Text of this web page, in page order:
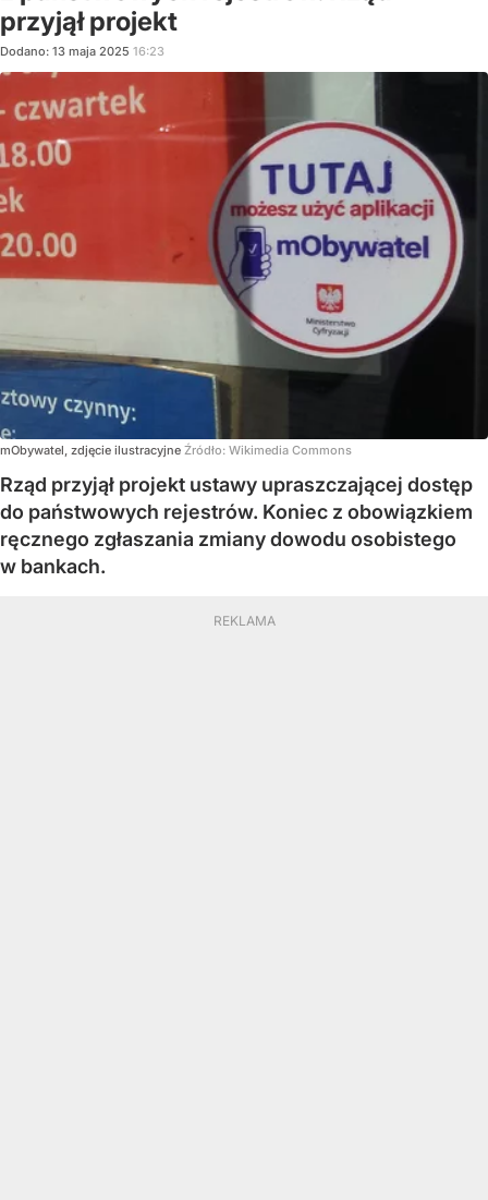
przyjął projekt
Dodano: 13 maja 2025 16:23
mObywatel, zdjęcie ilustracyjne Źródło: Wikimedia Commons
Rząd przyjął projekt ustawy upraszczającej dostęp
do państwowych rejestrów. Koniec z obowiązkiem
ręcznego zgłaszania zmiany dowodu osobistego
w bankach.